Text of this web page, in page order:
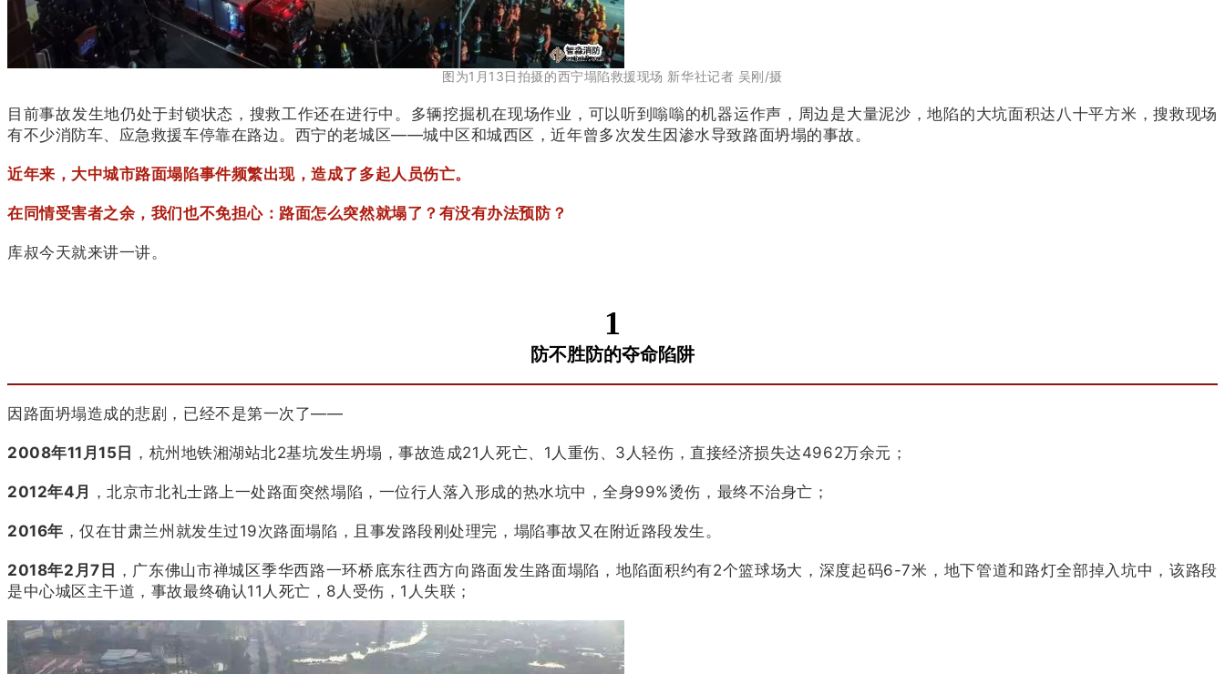
图为1月13日拍摄的西宁塌陷救援现场 新华社记者 吴刚/摄
目前事故发生地仍处于封锁状态，搜救工作还在进行中。多辆挖掘机在现场作业，可以听到嗡嗡的机器运作声，周边是大量泥沙，地陷的大坑面积达八十平方米，搜救现场
有不少消防车、应急救援车停靠在路边。西宁的老城区——城中区和城西区，近年曾多次发生因渗水导致路面坍塌的事故。
近年来，大中城市路面塌陷事件频繁出现，造成了多起人员伤亡。
在同情受害者之余，我们也不免担心： 路面怎么突然就塌了？ 有没有办法预防？
库叔今天就来讲一讲。
1
防不胜防的夺命陷阱
因路面坍塌造成的悲剧，已经不是第一次了——
2008年11月15日 ，杭州地铁湘湖站北2基坑发生坍塌，事故造成21人死亡、1人重伤、3人轻伤，直接经济损失达4962万余元；
2012年4月 ，北京市北礼士路上一处路面突然塌陷，一位行人落入形成的热水坑中，全身99%烫伤，最终不治身亡；
2016年 ，仅在甘肃兰州就发生过19次路面塌陷，且事发路段刚处理完，塌陷事故又在附近路段发生。
2018年2月7日 ，广东佛山市禅城区季华西路一环桥底东往西方向路面发生路面塌陷，地陷面积约有2个篮球场大，深度起码6-7米，地下管道和路灯全部掉入坑中，该路段
是中心城区主干道，事故最终确认11人死亡，8人受伤，1人失联；